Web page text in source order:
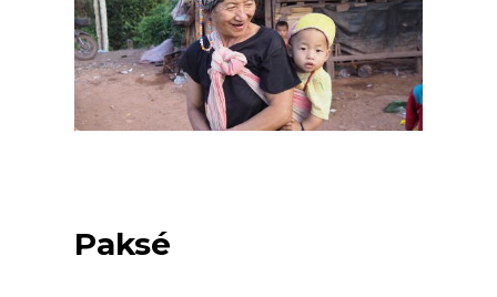
Paksé